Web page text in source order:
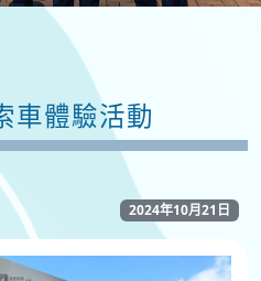
車體驗活動
2024年10月21日